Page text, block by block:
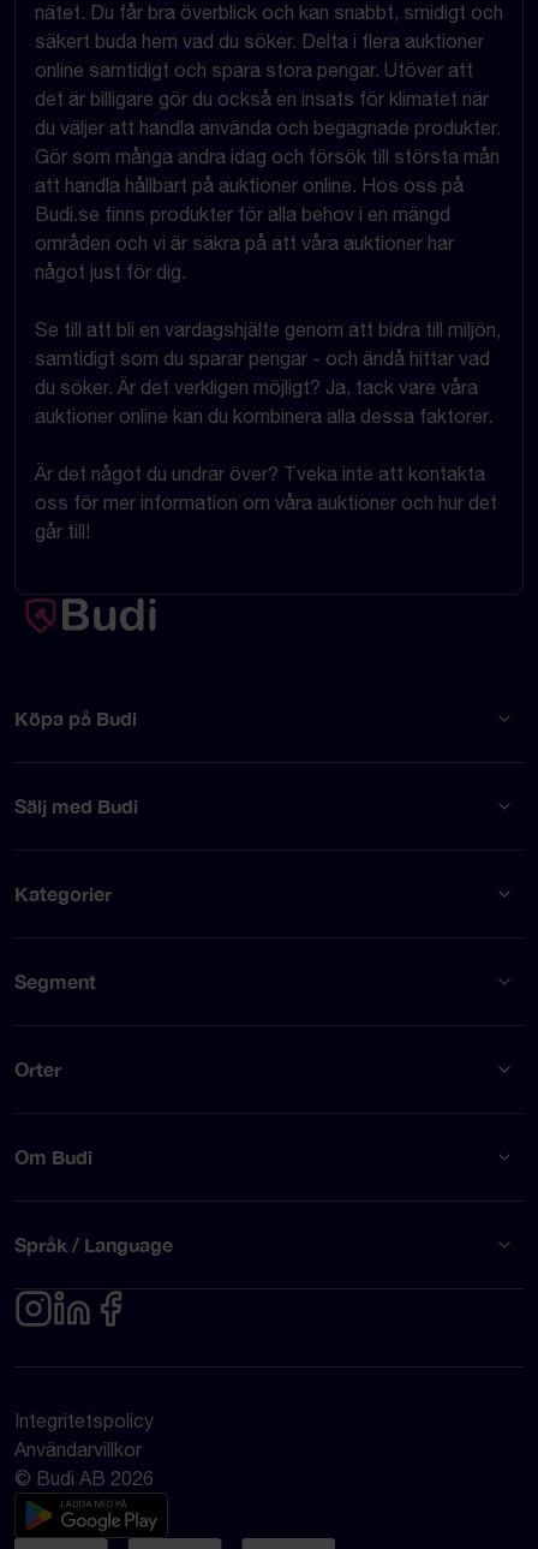
nätet. Du får bra överblick och kan snabbt, smidigt och
säkert buda hem vad du söker. Delta i flera auktioner
online samtidigt och spara stora pengar. Utöver att
det är billigare gör du också en insats för klimatet när
du väljer att handla använda och begagnade produkter.
Gör som många andra idag och försök till största mån
att handla hållbart på auktioner online. Hos oss på
Budi.se finns produkter för alla behov i en mängd
områden och vi är säkra på att våra auktioner har
något just för dig.
Se till att bli en vardagshjälte genom att bidra till miljön,
samtidigt som du sparar pengar - och ändå hittar vad
du söker. Är det verkligen möjligt? Ja, tack vare våra
auktioner online kan du kombinera alla dessa faktorer.
Är det något du undrar över? Tveka inte att kontakta
oss för mer information om våra auktioner och hur det
går till!
Köpa på Budi
Sälj med Budi
Kategorier
Segment
Orter
Om Budi
Språk / Language
Integritetspolicy
Användarvillkor
© Budi AB 2026